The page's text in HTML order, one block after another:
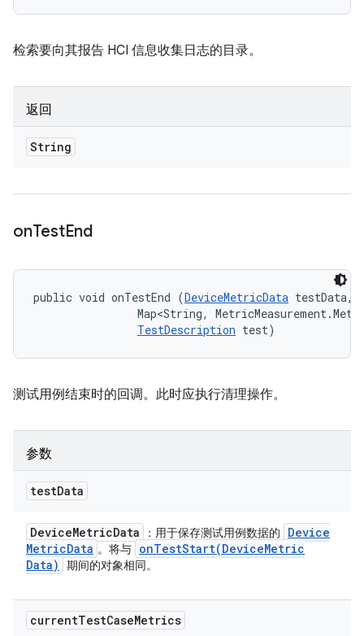
检索要向其报告 HCI 信息收集日志的目录。
返回
String
onTestEnd
public void onTestEnd (DeviceMetricData testData,
Map<String,
TestDescription test)
测试用例结束时的回调。此时应执行清理操作。
参数
testData
DeviceMetricData ：用于保存测试用例数据的
Device
MetricData 。将与 onTestStart(DeviceMetric
Data)
期间的对象相同。
currentTestCaseMetrics